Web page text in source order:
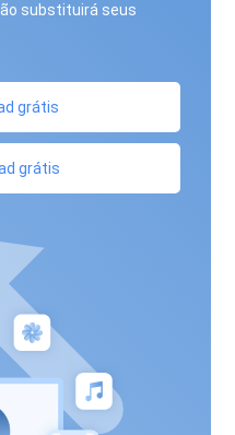
substituirá seus
grátis
grátis